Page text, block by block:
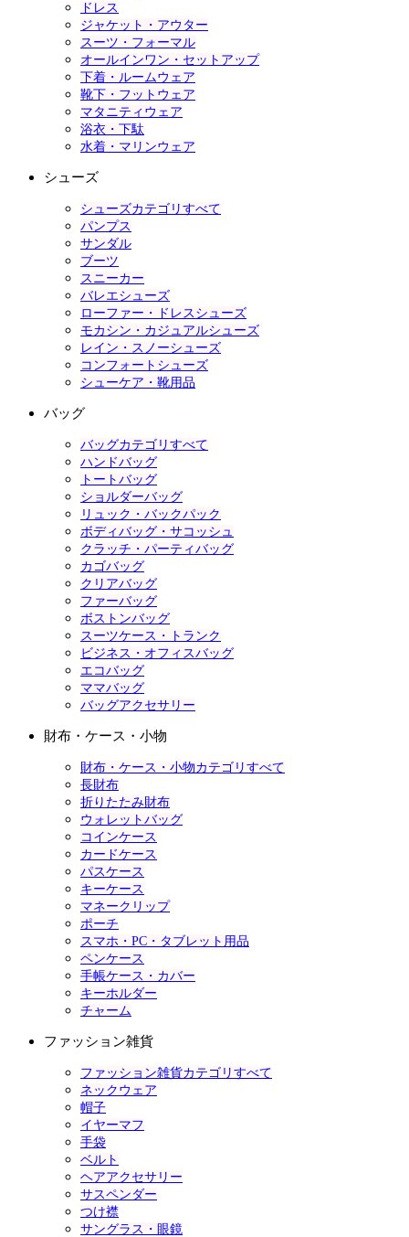
ドレス
ジャケット・アウター
スーツ・フォーマル
オールインワン・セットアップ
下着・ルームウェア
靴下・フットウェア
マタニティウェア
浴衣・下駄
水着・マリンウェア
シューズ
シューズカテゴリすべて
パンプス
サンダル
ブーツ
スニーカー
バレエシューズ
ローファー・ドレスシューズ
モカシン・カジュアルシューズ
レイン・スノーシューズ
コンフォートシューズ
シューケア・靴用品
バッグ
バッグカテゴリすべて
ハンドバッグ
トートバッグ
ショルダーバッグ
リュック・バックパック
ボディバッグ・サコッシュ
クラッチ・パーティバッグ
カゴバッグ
クリアバッグ
ファーバッグ
ボストンバッグ
スーツケース・トランク
ビジネス・オフィスバッグ
エコバッグ
ママバッグ
バッグアクセサリー
財布・ケース・小物
財布・ケース・小物カテゴリすべて
長財布
折りたたみ財布
ウォレットバッグ
コインケース
カードケース
パスケース
キーケース
マネークリップ
ポーチ
スマホ・PC・タブレット用品
ペンケース
手帳ケース・カバー
キーホルダー
チャーム
ファッション雑貨
ファッション雑貨カテゴリすべて
ネックウェア
帽子
イヤーマフ
手袋
ベルト
ヘアアクセサリー
サスペンダー
つけ襟
サングラス・眼鏡